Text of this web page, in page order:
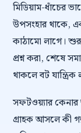
মিডিয়াম-ধাঁচের
উপসংহার থাকে,
কাঠামো লাগে।
প্রশ্ন করা, শেষে
থাকলে বট
সফটওয়্যার
গ্রাহক আসলে কী